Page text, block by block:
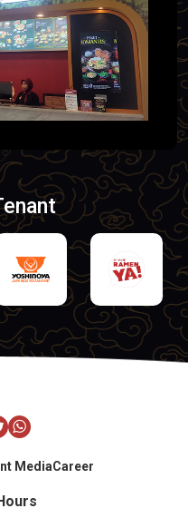
MediaCareer